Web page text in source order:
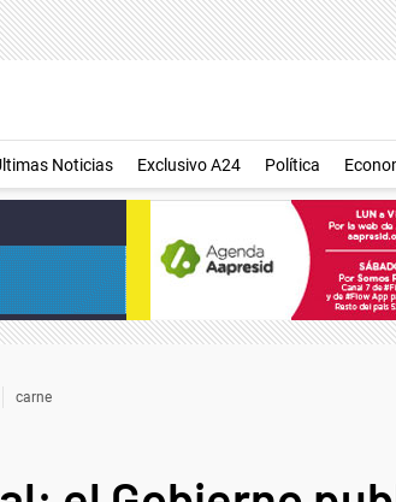
Noticias Exclusivo A24 Política
carne